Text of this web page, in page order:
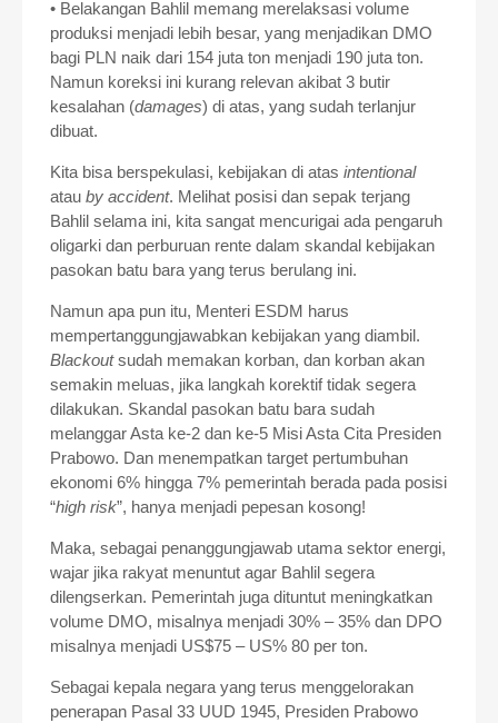
• Belakangan Bahlil memang merelaksasi volume
produksi menjadi lebih besar, yang menjadikan DMO
bagi PLN naik dari 154 juta ton menjadi 190 juta ton.
Namun koreksi ini kurang relevan akibat 3 butir
kesalahan (damages) di atas, yang sudah terlanjur
dibuat.
Kita bisa berspekulasi, kebijakan di atas intentional
atau by accident. Melihat posisi dan sepak terjang
Bahlil selama ini, kita sangat mencurigai ada pengaruh
oligarki dan perburuan rente dalam skandal kebijakan
pasokan batu bara yang terus berulang ini.
Namun apa pun itu, Menteri ESDM harus
mempertanggungjawabkan kebijakan yang diambil.
Blackoutsudah memakan korban, dan korban akan
semakin meluas, jika langkah korektif tidak segera
dilakukan. Skandal pasokan batu bara sudah
melanggar Asta ke-2 dan ke-5 Misi Asta Cita Presiden
Prabowo. Dan menempatkan target pertumbuhan
ekonomi 6% hingga 7% pemerintah berada pada posisi
“high risk”, hanya menjadi pepesan kosong!
Maka, sebagai penanggungjawab utama sektor energi,
wajar jika rakyat menuntut agar Bahlil segera
dilengserkan. Pemerintah juga dituntut meningkatkan
volume DMO, misalnya menjadi 30% – 35% dan DPO
misalnya menjadi US$75 – US% 80 per ton.
Sebagai kepala negara yang terus menggelorakan
penerapan Pasal 33 UUD 1945, Presiden Prabowo